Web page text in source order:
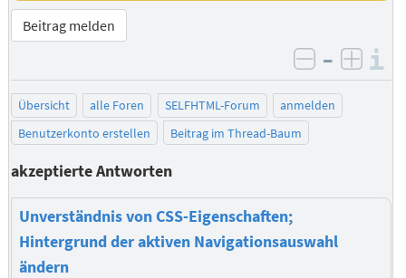
Beitrag melden
negativ
–
Übersicht alle Foren SELFHTML-Forum
anmelden
Benutzerkonto erstellen
Beitrag im Thread-Baum
akzeptierte Antworten
Unverständnis von CSS-Eigenschaften;
Hintergrund der aktiven Navigationsauswahl
ändern